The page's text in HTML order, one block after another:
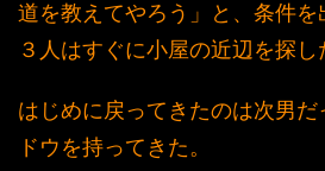
道を教えてやろう」と、条件を
３人はすぐに小屋の近辺を探し
はじめに戻ってきたのは次男
ドウを持ってきた。